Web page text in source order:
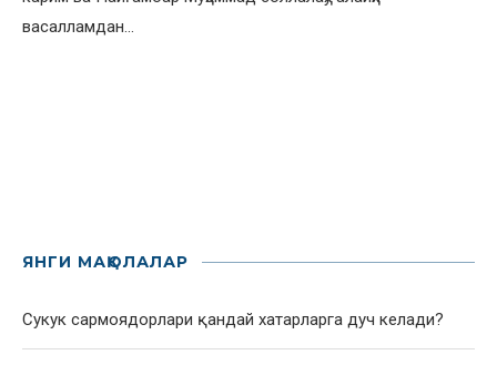
васалламдан…
ЯНГИ МАҚОЛАЛАР
Сукук сармоядорлари қандай хатарларга дуч келади?